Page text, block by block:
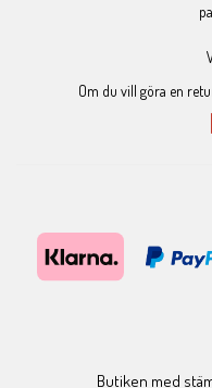
Om du vill göra en
Butiken med